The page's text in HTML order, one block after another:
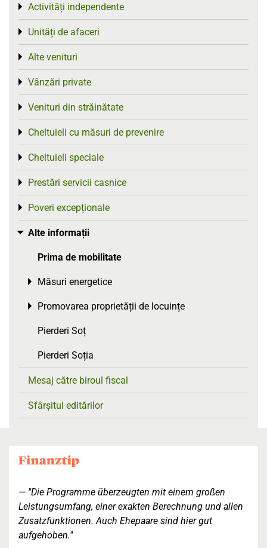
Activități independente
Toggle menu
Unități de afaceri
Toggle menu
Alte venituri
Toggle menu
Vânzări private
Toggle menu
Venituri din străinătate
Toggle menu
Cheltuieli cu măsuri de prevenire
Toggle menu
Cheltuieli speciale
Toggle menu
Prestări servicii casnice
Toggle menu
Poveri excepționale
Toggle menu
Alte informații
Toggle menu
Prima de mobilitate
Măsuri energetice
Toggle menu
Promovarea proprietății de locuințe
Toggle menu
Pierderi Soț
Pierderi Soția
Mesaj către biroul fiscal
Sfârșitul editărilor
"Die Programme überzeugten mit einem großen
Leistungsumfang, einer exakten Berechnung und allen
Zusatzfunktionen. Auch Ehepaare sind hier gut
aufgehoben."